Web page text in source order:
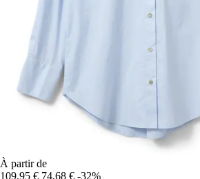
À partir de
109,95 € 74,68 € -32%